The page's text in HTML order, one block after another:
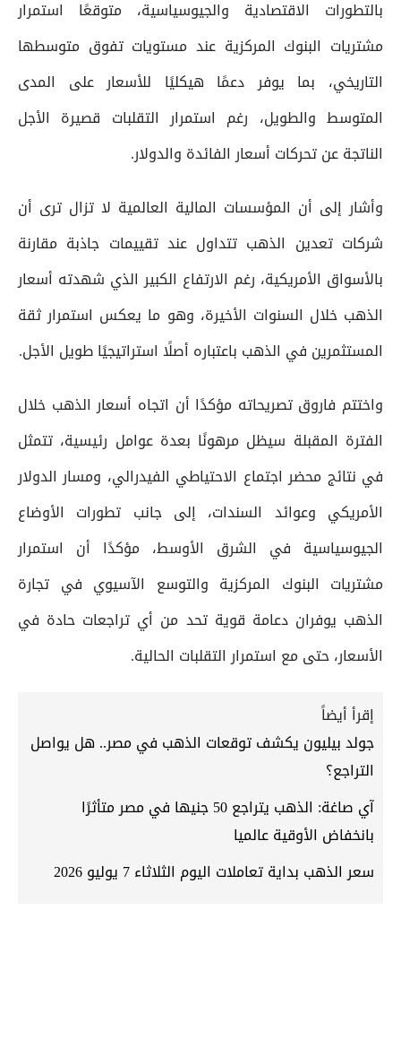
بالتطورات الاقتصادية والجيوسياسية، متوقعًا استمرار
مشتريات البنوك المركزية عند مستويات تفوق متوسطها
التاريخي، بما يوفر دعمًا هيكليًا للأسعار على المدى
المتوسط والطويل، رغم استمرار التقلبات قصيرة الأجل
الناتجة عن تحركات أسعار الفائدة والدولار.
وأشار إلى أن المؤسسات المالية العالمية لا تزال ترى أن
شركات تعدين الذهب تتداول عند تقييمات جاذبة مقارنة
بالأسواق الأمريكية، رغم الارتفاع الكبير الذي شهدته أسعار
الذهب خلال السنوات الأخيرة، وهو ما يعكس استمرار ثقة
المستثمرين في الذهب باعتباره أصلًا استراتيجيًا طويل الأجل.
واختتم فاروق تصريحاته مؤكدًا أن اتجاه أسعار الذهب خلال
الفترة المقبلة سيظل مرهونًا بعدة عوامل رئيسية، تتمثل
في نتائج محضر اجتماع الاحتياطي الفيدرالي، ومسار الدولار
الأمريكي وعوائد السندات، إلى جانب تطورات الأوضاع
الجيوسياسية في الشرق الأوسط، مؤكدًا أن استمرار
مشتريات البنوك المركزية والتوسع الآسيوي في تجارة
الذهب يوفران دعامة قوية تحد من أي تراجعات حادة في
الأسعار، حتى مع استمرار التقلبات الحالية.
إقرأ أيضاً
جولد بيليون يكشف توقعات الذهب في مصر.. هل يواصل
التراجع؟
آي صاغة: الذهب يتراجع 50 جنيها في مصر متأثرًا
بانخفاض الأوقية عالميا
سعر الذهب بداية تعاملات اليوم الثلاثاء 7 يوليو 2026